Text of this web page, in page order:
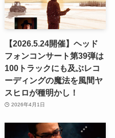
【2026.5.24開催】ヘッド
フォンコンサート第39弾は
100トラックにも及ぶレコ
ーディングの魔法を風間ヤ
スヒロが種明かし！
2026年4月1日